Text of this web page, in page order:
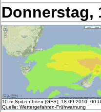
Donnerstag,
10-m-Spitzenböen (GFS), 18.09.2010, 00
Quelle: Wettergefahren-Frühwarnung